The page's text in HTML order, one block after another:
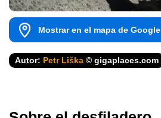
Mostrar en el mapa de Google
Autor: Petr Liška © gigaplaces.com